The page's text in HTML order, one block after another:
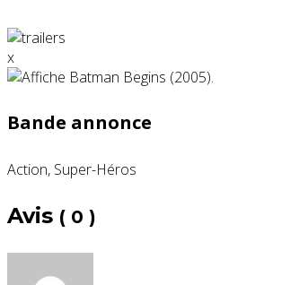
x
Bande annonce
Action, Super-Héros
Avis ( 0 )